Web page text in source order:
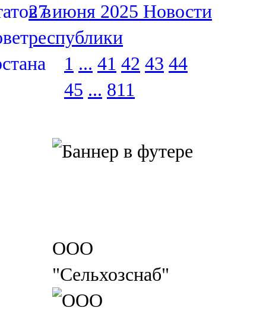
27 июня 2025 Новости
республики
1 ... 41 42 43 44
45 ... 811
ООО
"Сельхозснаб"